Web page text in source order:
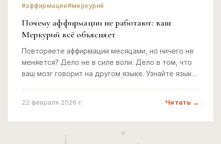
#аффирмации#меркурий
Почему аффирмации не работают: ваш
Меркурий всё объясняет
Повторяете аффирмации месяцами, но ничего не
меняется? Дело не в силе воли. Дело в том, что
ваш мозг говорит на другом языке. Узнайте язык
22 февраля 2026 г. Читать →